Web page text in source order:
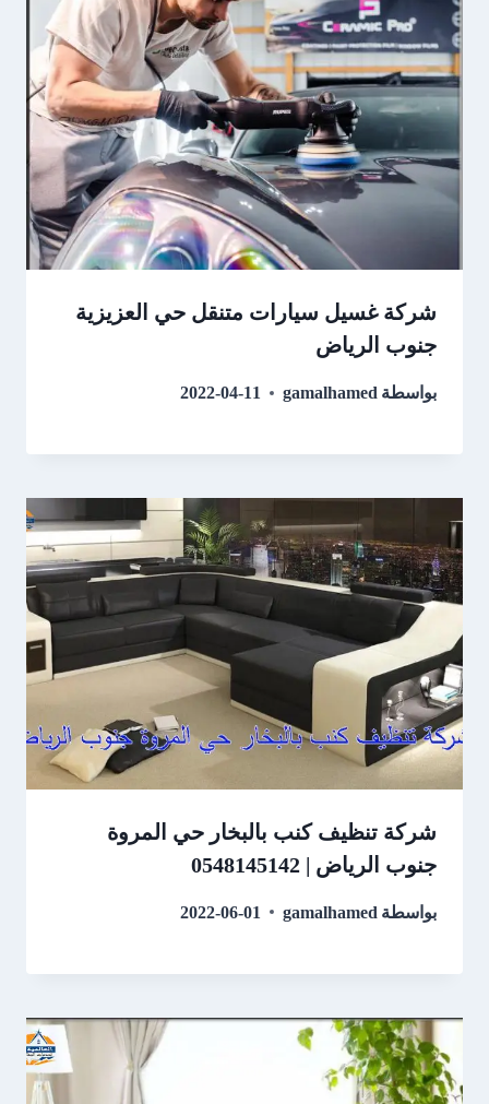
شركة غسيل سيارات متنقل حي العزيزية
جنوب الرياض
بواسطة gamalhamed
2022-04-11
شركة تنظيف كنب بالبخار حي المروة
جنوب الرياض | 0548145142
بواسطة gamalhamed
2022-06-01